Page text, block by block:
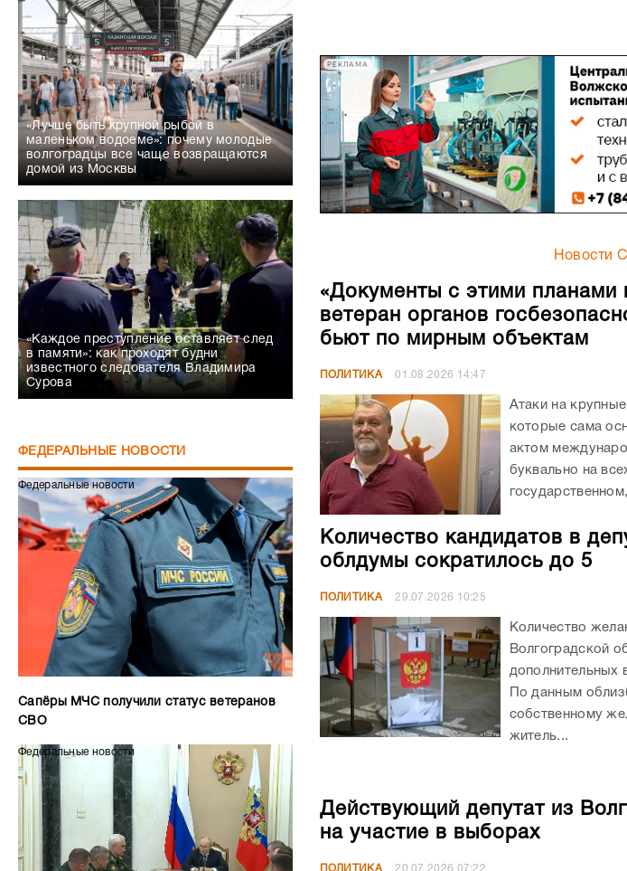
«Лучше быть крупной рыбой в
маленьком водоеме»: почему молодые
волгоградцы все чаще возвращаются
домой из Москвы
«Каждое преступление оставляет след
в памяти»: как проходят будни
известного следователя Владимира
Сурова
ФЕДЕРАЛЬНЫЕ НОВОСТИ
Федеральные новости
Сапёры МЧС получили статус ветеранов
СВО
Федеральные новости
РЕКЛАМА
Новости
«Документы с этими планами
ветеран органов
бьют по мирным объектам
ПОЛИТИКА 01.08.2026 14:47
Атаки на
которые сама
актом
буквально на
Количество кандидатов в
облдумы сократилось до 5
ПОЛИТИКА 29.07.2026 10:25
Количество
Волгоградской
дополнительных
По данным
собственному
житель...
Действующий депутат из
на участие в выборах
ПОЛИТИКА 20.07.2026 07:22